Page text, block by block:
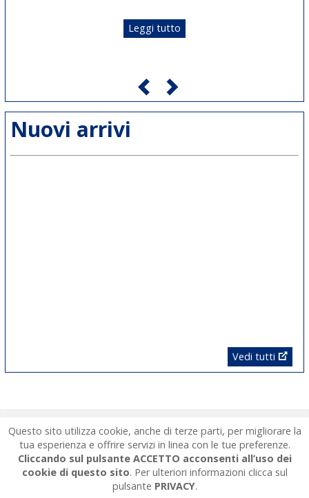
Leggi tutto
Nuovi arrivi
Vedi tutti
Biblioteca Comunale Renato
Fucini | EMPOLI
Questo sito utilizza cookie, anche di terze parti, per migliorare la
tua esperienza e offrire servizi in linea con le tue preferenze.
Cliccando sul pulsante ACCETTO acconsenti all’uso dei
cookie di questo sito. Per ulteriori informazioni clicca sul
pulsante PRIVACY.